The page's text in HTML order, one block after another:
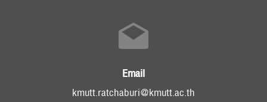
Email
kmutt.ratchaburi@kmutt.ac.th